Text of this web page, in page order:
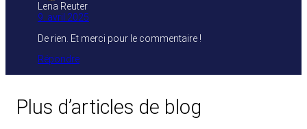
Lena Reuter
9. avril 2025
De rien. Et merci pour le commentaire !
Répondre
Plus d’articles de blog